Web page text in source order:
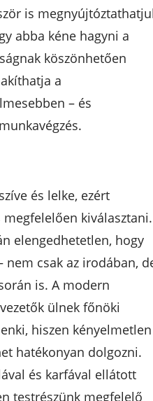
is
abba kéne hagyni a
köszönhetően
a
– és
és lelke, ezért
kiválasztani.
elengedhetetlen, hogy
nem csak az irodában,
is. A modern
ülnek főnöki
hiszen kényelmetlen
hatékonyan dolgozni.
és karfával ellátott
testrészünk megfelelő